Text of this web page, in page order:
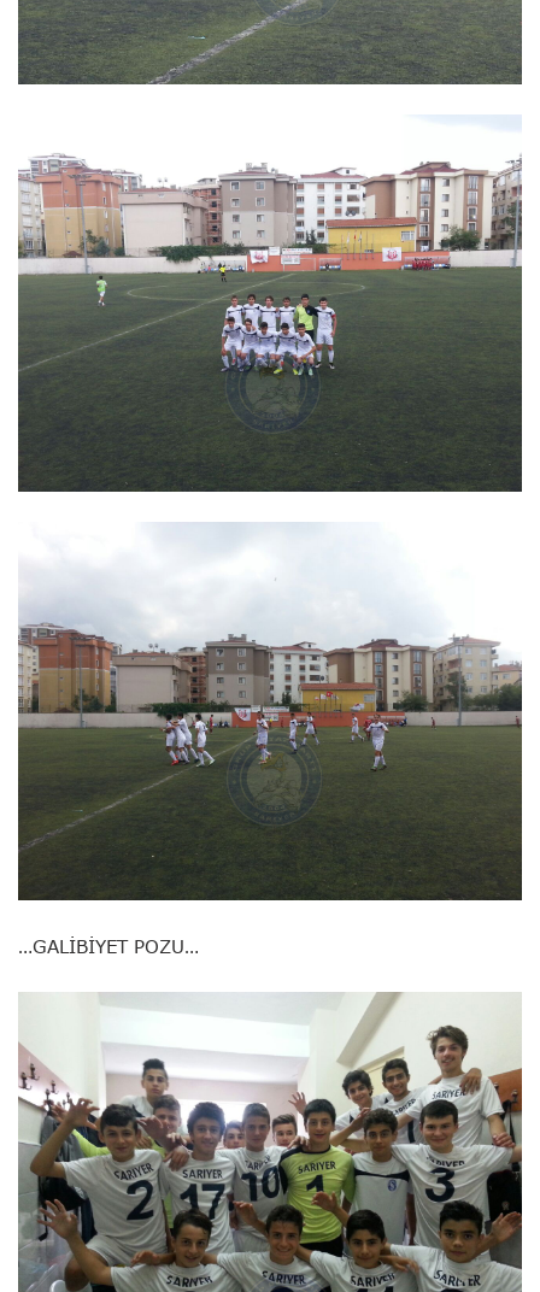
…GALİBİYET POZU…